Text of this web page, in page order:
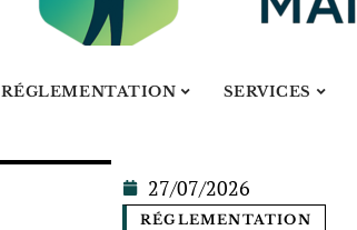
RÉGLEMENTATION SERVICES
27/07/2026
RÉGLEMENTATION